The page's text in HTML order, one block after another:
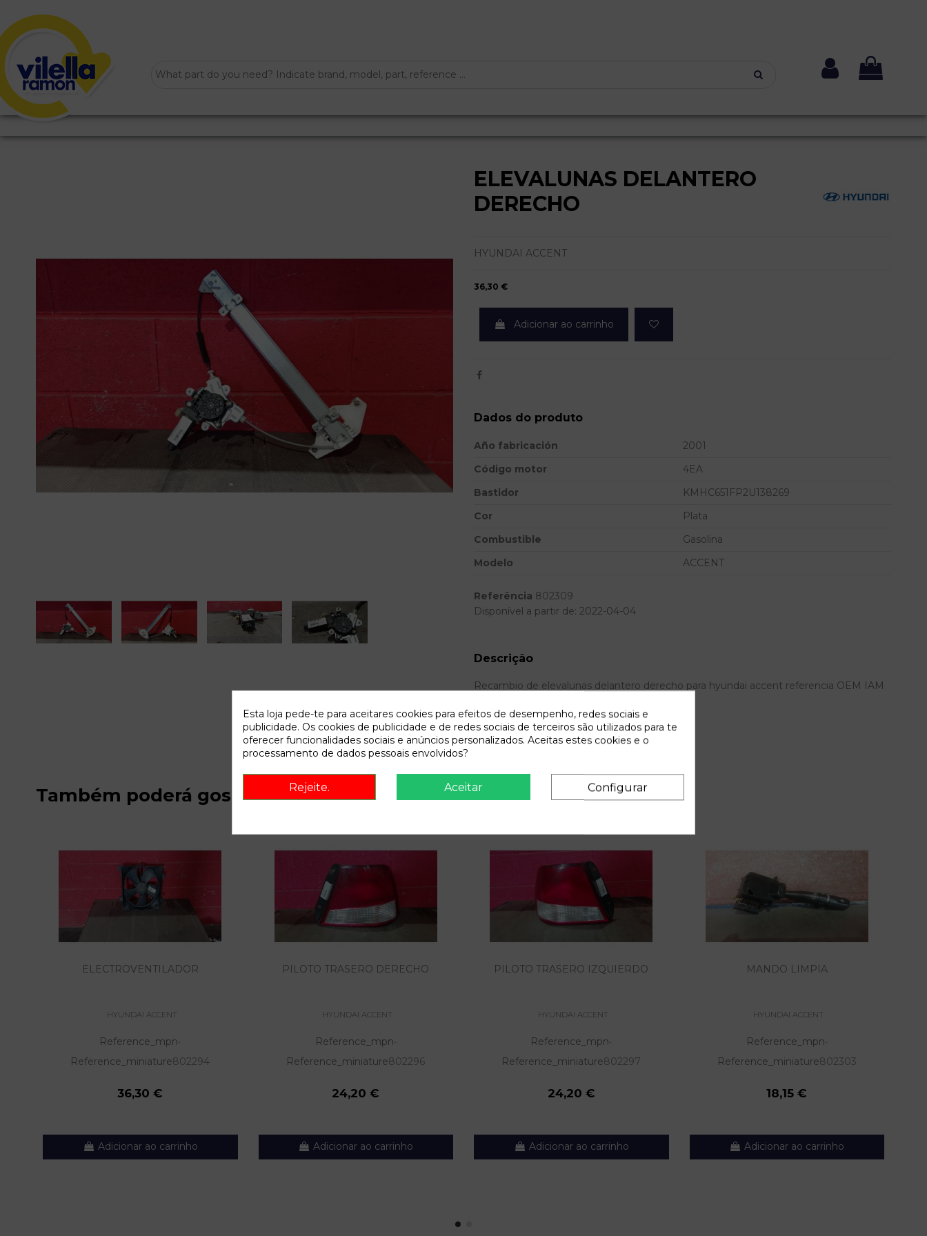
ELEVALUNAS DELANTERO
DERECHO
HYUNDAI ACCENT
36,30 €
Adicionar ao carrinho
Dados do produto
Año fabricación
2001
Código motor
4EA
Bastidor
KMHC651FP2U138269
Cor
Plata
Combustible
Gasolina
Modelo
ACCENT
Referência 802309
Disponível a partir de: 2022-04-04
Descrição
Recambio de elevalunas delantero derecho para hyundai accent referencia OEM IAM
Também poderá gostar
ELECTROVENTILADOR
HYUNDAI ACCENT
Reference_mpn-
Reference_miniature802294
36,30 €
Adicionar ao carrinho
PILOTO TRASERO DERECHO
HYUNDAI ACCENT
Reference_mpn-
Reference_miniature802296
24,20 €
Adicionar ao carrinho
PILOTO TRASERO IZQUIERDO
HYUNDAI ACCENT
Reference_mpn-
Reference_miniature802297
24,20 €
Adicionar ao carrinho
MANDO LIMPIA
HYUNDAI ACCENT
Reference_mpn-
Reference_miniature802303
18,15 €
Adicionar ao carrinho
Esta loja pede-te para aceitares cookies para efeitos de desempenho, redes sociais e
publicidade. Os cookies de publicidade e de redes sociais de terceiros são utilizados para te
oferecer funcionalidades sociais e anúncios personalizados. Aceitas estes cookies e o
processamento de dados pessoais envolvidos?
Rejeite. Aceitar Configurar